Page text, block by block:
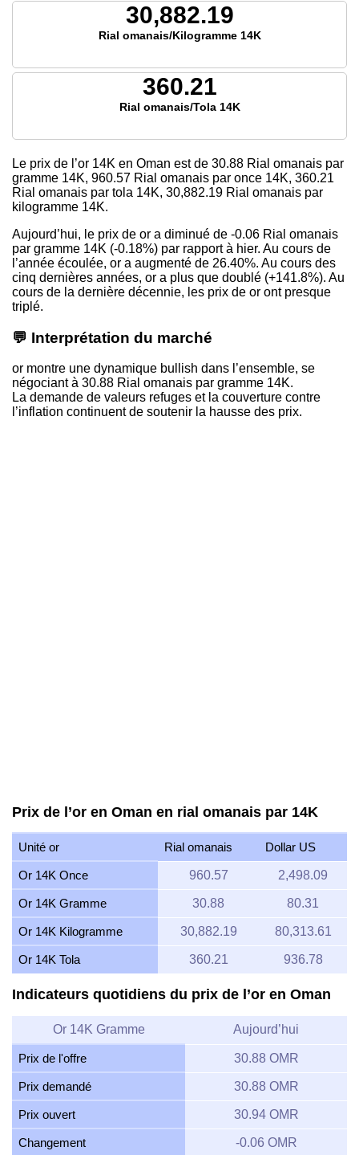
30,882.19
Rial omanais/Kilogramme 14K
360.21
Rial omanais/Tola 14K
Le prix de l’or 14K en Oman est de 30.88 Rial omanais par
gramme 14K, 960.57 Rial omanais par once 14K, 360.21
Rial omanais par tola 14K, 30,882.19 Rial omanais par
kilogramme 14K.
Aujourd’hui, le prix de or a diminué de -0.06 Rial omanais
par gramme 14K (-0.18%) par rapport à hier. Au cours de
l’année écoulée, or a augmenté de 26.40%. Au cours des
cinq dernières années, or a plus que doublé (+141.8%). Au
cours de la dernière décennie, les prix de or ont presque
triplé.
💬 Interprétation du marché
or montre une dynamique bullish dans l’ensemble, se
négociant à 30.88 Rial omanais par gramme 14K.
La demande de valeurs refuges et la couverture contre
l’inflation continuent de soutenir la hausse des prix.
Prix de l’or en Oman en rial omanais par 14K
Unité or Rial omanais Dollar US
Or 14K Once 960.57 2,498.09
Or 14K Gramme 30.88 80.31
Or 14K Kilogramme 30,882.19 80,313.61
Or 14K Tola 360.21 936.78
Indicateurs quotidiens du prix de l’or en Oman
Or 14K Gramme Aujourd’hui
Prix de l'offre 30.88 OMR
Prix demandé 30.88 OMR
Prix ouvert 30.94 OMR
Changement -0.06 OMR